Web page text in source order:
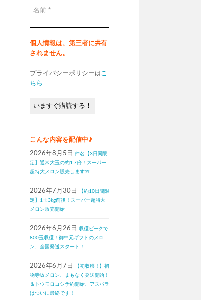
ご
記
入
だ
い
*
名
前
*
個人情報は、第三者に共有
されません。
プライバシーポリシーはこ
ちら
こんな内容を配信中♪
2026年8月5日 件名【3日間限
定】通常大玉の約1.7倍！スーパー
超特大メロン販売します🍈
2026年7月30日
【約10日間限
定】1玉3kg前後！スーパー超特大
メロン販売開始
2026年6月26日 収穫ピークで
800玉収穫！御中元ギフトのメロ
ン、全国発送スタート！
2026年6月7日
【初収穫！】初
物寺坂メロン、まもなく発送開始！
＆トウモロコシ予約開始、アスパラ
はついに最終です！